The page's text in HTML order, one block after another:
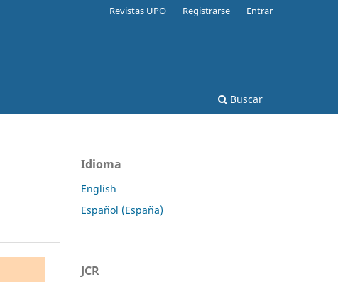
Buscar
Revistas UPO Registrarse Entrar
Idioma
English
Español (España)
JCR